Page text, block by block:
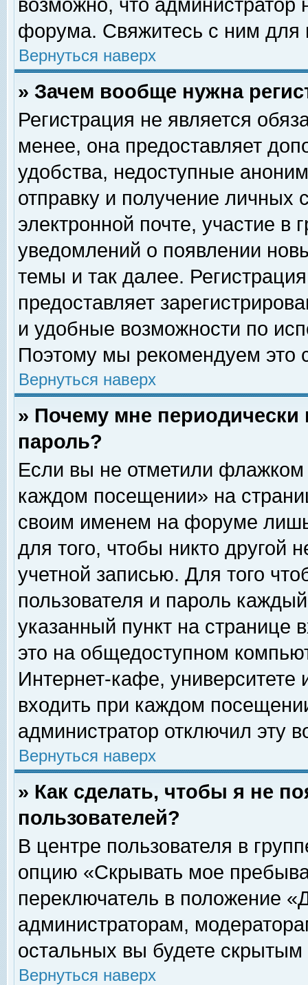
возможно, что
форума. Свяжитесь с ним для
Вернуться наверх
» Зачем вообще нужна
Регистрация не является
менее, она предоставляет
удобства, недоступные
отправку и получение личных
электронной почте, участие в
уведомлений о появлении
темы и так далее.
предоставляет
и удобные возможности по
Поэтому мы рекомендуем это
Вернуться наверх
» Почему мне
пароль?
Если вы не отметили флажком
каждом посещении» на
своим именем на форуме
для того, чтобы никто другой
учетной записью. Для того
пользователя и пароль
указанный пункт на
это на общедоступном
Интернет-кафе, университете
входить при каждом
администратор отключил эту
Вернуться наверх
» Как сделать, чтобы я не
пользователей?
В центре пользователя в
опцию «Скрывать мое
переключатель в положение
администраторам,
остальных вы будете скрытым
Вернуться наверх